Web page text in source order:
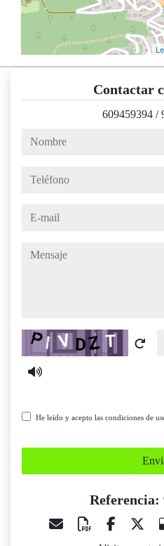
Contactar
609459394 /
nombre
teléfono
e-mail
mensaje
Captcha
He leído y acepto las condiciones de
Referencia: